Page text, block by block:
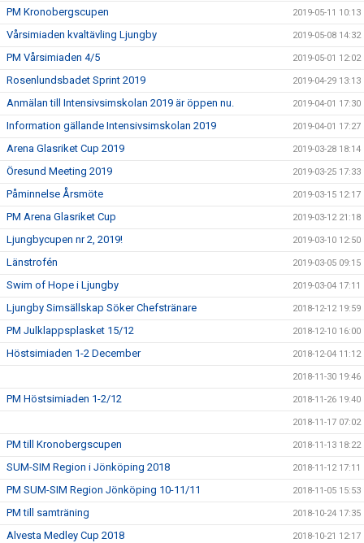
PM Kronobergscupen 2019-05-11 10:13
Vårsimiaden kvaltävling Ljungby 2019-05-08 14:32
PM Vårsimiaden 4/5 2019-05-01 12:02
Rosenlundsbadet Sprint 2019 2019-04-29 13:13
Anmälan till Intensivsimskolan 2019 är öppen nu. 2019-04-01 17:30
Information gällande Intensivsimskolan 2019 2019-04-01 17:27
Arena Glasriket Cup 2019 2019-03-28 18:14
Öresund Meeting 2019 2019-03-25 17:33
Påminnelse Årsmöte 2019-03-15 12:17
PM Arena Glasriket Cup 2019-03-12 21:18
Ljungbycupen nr 2, 2019! 2019-03-10 12:50
Länstrofén 2019-03-05 09:15
Swim of Hope i Ljungby 2019-03-04 17:11
Ljungby Simsällskap Söker Chefstränare 2018-12-12 19:59
PM Julklappsplasket 15/12 2018-12-10 16:00
Höstsimiaden 1-2 December 2018-12-04 11:12
2018-11-30 19:46
PM Höstsimiaden 1-2/12 2018-11-26 19:40
2018-11-17 07:02
PM till Kronobergscupen 2018-11-13 18:22
SUM-SIM Region i Jönköping 2018 2018-11-12 17:11
PM SUM-SIM Region Jönköping 10-11/11 2018-11-05 15:53
PM till samträning 2018-10-24 17:35
Alvesta Medley Cup 2018 2018-10-21 12:17